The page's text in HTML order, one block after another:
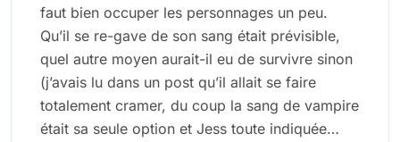
faut bien occuper les personnages un peu.
Qu’il se re-gave de son sang était prévisible,
quel autre moyen aurait-il eu de survivre sinon
(j’avais lu dans un post qu’il allait se faire
totalement cramer, du coup la sang de vampire
était sa seule option et Jess toute indiquée…